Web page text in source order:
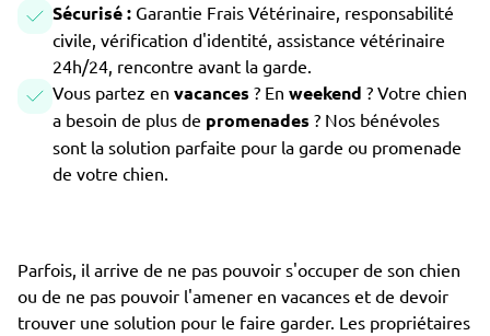
Sécurisé : Garantie Frais Vétérinaire, responsabilité
civile, vérification d'identité, assistance vétérinaire
24h/24, rencontre avant la garde.
Vous partez en vacances ? En weekend ? Votre chien
a besoin de plus de promenades ? Nos bénévoles
sont la solution parfaite pour la garde ou promenade
de votre chien.
Parfois, il arrive de ne pas pouvoir s'occuper de son chien
ou de ne pas pouvoir l'amener en vacances et de devoir
trouver une solution pour le faire garder. Les propriétaires